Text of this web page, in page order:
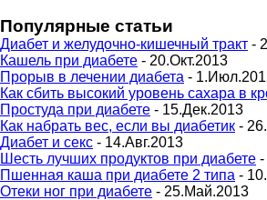
Популярные статьи
Диабет и желудочно-кишечный тракт -
Кашель при диабете - 20.Окт.2013
Прорыв в лечении диабета -
Как сбить высокий уровень сахара в
Простуда при диабете - 15.Дек.2013
Как набрать вес, если вы диабетик -
Диабет и секс - 14.Авг.2013
Шесть лучших продуктов при диабете -
Пшенная каша при диабете 2 типа -
Отеки ног при диабете - 25.Май.2013